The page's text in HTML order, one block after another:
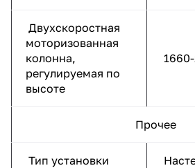
Двухскоростная
моторизованная
колонна,
регулируемая по
высоте
Прочее
Тип установки